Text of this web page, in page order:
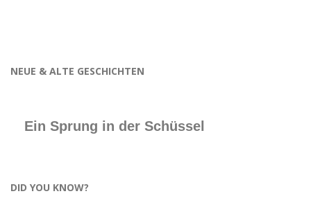
NEUE & ALTE GESCHICHTEN
Ein Sprung in der Schüssel
DID YOU KNOW?